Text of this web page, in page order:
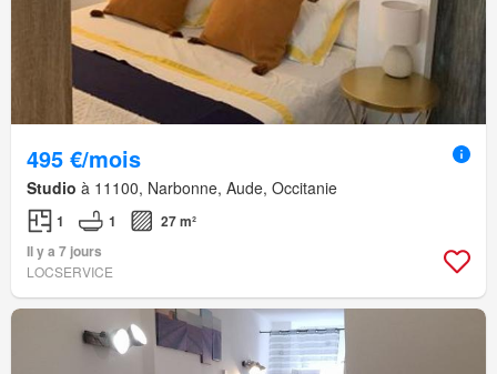
495 €/mois
Studio à 11100, Narbonne, Aude, Occitanie
1 1
27 m²
Il y a 7 jours
LOCSERVICE